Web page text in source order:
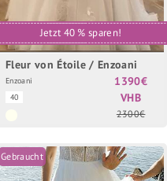
Jetzt 40 % sparen!
Fleur von Étoile / Enzoani
Enzoani
40
1390€
VHB
2300€
Gebraucht